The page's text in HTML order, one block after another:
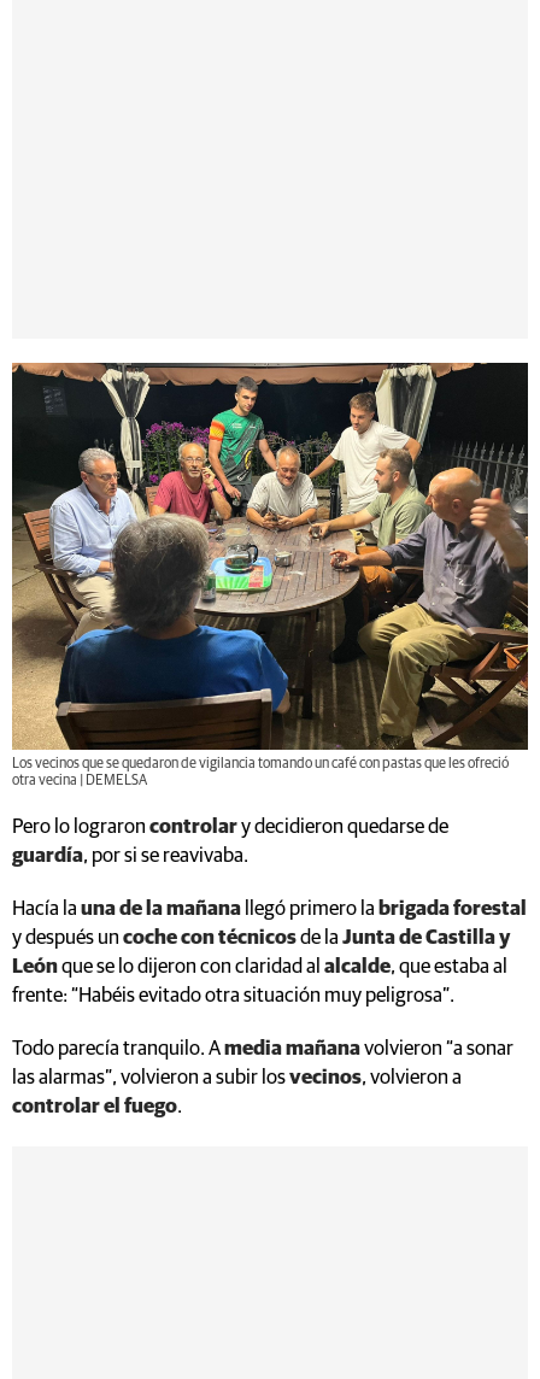
Los vecinos que se quedaron de vigilancia tomando un café con pastas que les ofreció
otra vecina | DEMELSA
Pero lo lograron controlary decidieron quedarse de
guardía, por si se reavivaba.
Hacía la una de la mañana llegó primero la brigada forestal
y después un coche con técnicosde la Junta de Castilla y
Leónque se lo dijeron con claridad al alcalde, que estaba al
frente: “Habéis evitado otra situación muy peligrosa”.
Todo parecía tranquilo. Amedia mañanavolvieron “a sonar
las alarmas”, volvieron a subir losvecinos, volvieron a
controlar el fuego.